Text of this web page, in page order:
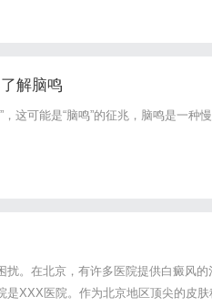
解脑鸣
这可能是“脑鸣”的征兆，脑鸣是一种慢
扰。在北京，有许多医院提供白癜风的
是XXX医院。作为北京地区顶尖的皮肤